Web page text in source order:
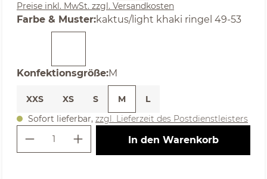
Preise inkl. MwSt. zzgl. Versandkosten
Farbe & Musterauswählen
:kaktus/light khaki ringel 49-53
Konfektionsgrößeauswählen
:M
XXS XS S M
L
Sofort lieferbar, zzgl. Lieferzeit des Postdienstleisters
Produkt Anzahl: Gib den
In den Warenkorb